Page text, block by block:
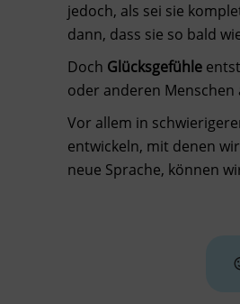
jedoch, als sei sie
dann, dass sie so bald
Doch Glücksgefühle
oder anderen Menschen
Vor allem in
entwickeln, mit denen
neue Sprache, können